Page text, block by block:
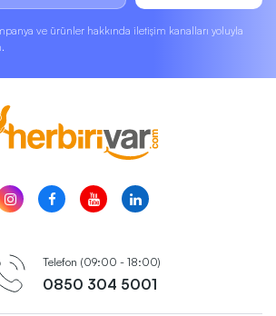
ve ürünler hakkında iletişim kanalları yoluyla
Telefon (09:00 - 18:00)
0850 304 5001